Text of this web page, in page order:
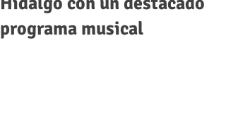
programa musical